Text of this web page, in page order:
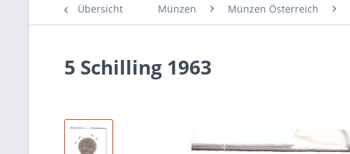
Übersicht Münzen Münzen Österreich
5 Schilling 1963